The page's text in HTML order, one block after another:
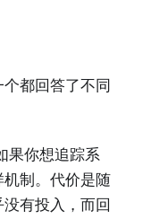
都回答了不同
果你想追踪系
制。代价是随
有投入，而回